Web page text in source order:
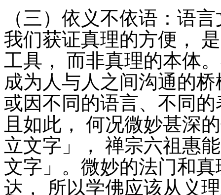
（三）依义不依语：语
我们获证真理的方便，
工具， 而非真理的本体
成为人与人之间沟通的
或因不同的语言、不同
且如此， 何况微妙甚深
立文字」， 禅宗六祖惠
文字」。微妙的法门和
达， 所以学佛应该从义